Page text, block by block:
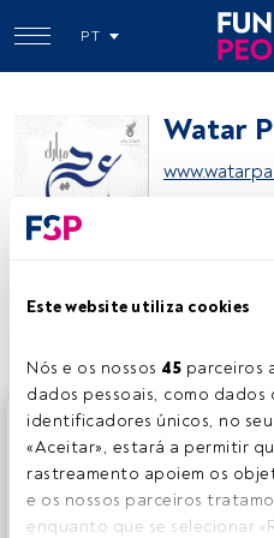
Este website utiliza cookies
Nós e os nossos 45 parceiros
dados pessoais, como dados
identificadores únicos, no
«Aceitar», estará a permitir
rastreamento apoiem os
e os nossos parceiros
enquanto que se selecionar
PT
Watar
Este é um artigo exclusivo
da FundsPeople. Se já
botão Login. Se ainda não
registar-se e a desfrutar de
FundsPeople oferece.